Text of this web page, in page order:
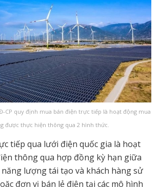
CP quy định mua bán điện trực tiếp là hoạt động mua
được thực hiện thông qua 2 hình thức.
tiếp qua lưới điện quốc gia là hoạt
thông qua hợp đồng kỳ hạn giữa
lượng tái tạo và khách hàng sử
đơn vị bán lẻ điện tại các mô hình